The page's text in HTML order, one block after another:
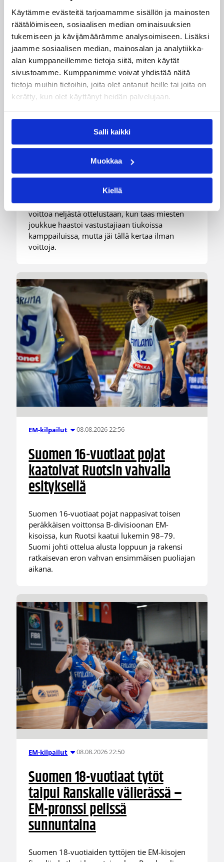
Käytämme evästeitä tarjoamamme sisällön ja mainosten
räätälöimiseen, sosiaalisen median ominaisuuksien
tukemiseen ja kävijämäärämme analysoimiseen. Lisäksi
jaamme sosiaalisen median, mainosalan ja analytiikka-
alan kumppaneillemme tietoja siitä, miten käytät
sivustoamme. Kumppanimme voivat yhdistää näitä
tietoja muihin tietoihin, joita olet antanut heille tai joita on
kerätty, kun olet käyttänyt heidän palvelujaan.
Salli kaikki
Muokkaa
Kiellä
3×3 08.08.2026 22:58
3×3-maajoukkueet aloittivat
Nordic Cup -urakkansa
Kööpenhaminassa
Naisten joukkue nappasi avauspäivänä kaksi
voittoa neljästä ottelustaan, kun taas miesten
joukkue haastoi vastustajiaan tiukoissa
kamppailuissa, mutta jäi tällä kertaa ilman
voittoja.
EM-kilpailut 08.08.2026 22:56
Suomen 16-vuotiaat pojat
kaatoivat Ruotsin vahvalla
esityksellä
Suomen 16-vuotiaat pojat nappasivat toisen
peräkkäisen voittonsa B-divisioonan EM-
kisoissa, kun Ruotsi kaatui lukemin 98–79.
Suomi johti ottelua alusta loppuun ja rakensi
ratkaisevan eron vahvan ensimmäisen puoliajan
aikana.
EM-kilpailut 08.08.2026 22:50
Suomen 18-vuotiaat tytöt
taipui Ranskalle välierässä –
EM-pronssi pelissä
sunnuntaina
Suomen 18-vuotiaiden tyttöjen tie EM-kisojen